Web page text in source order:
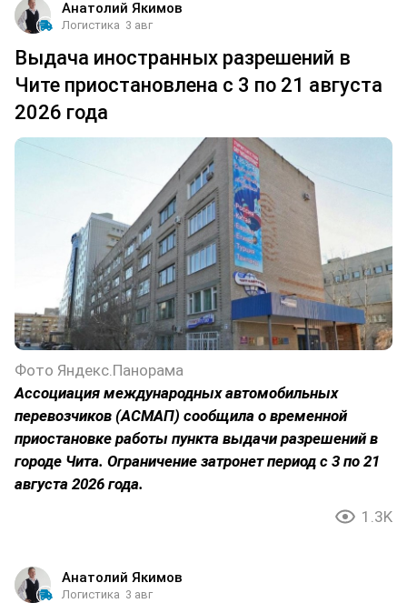
Анатолий Якимов
Логистика 3 авг
Выдача иностранных разрешений в
Чите приостановлена с 3 по 21 августа
2026 года
Фото Яндекс.Панорама
Ассоциация международных автомобильных
перевозчиков (АСМАП) сообщила о временной
приостановке работы пункта выдачи разрешений в
городе Чита. Ограничение затронет период с 3 по 21
августа 2026 года.
1.3K
Анатолий Якимов
Логистика 3 авг